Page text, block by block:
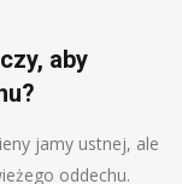
aby
jamy ustnej, ale
oddechu.